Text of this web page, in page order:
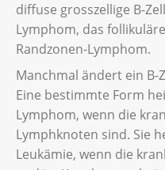
diffuse grosszellige B-
Lymphom, das
Randzonen-Lymphom.
Manchmal ändert ein B-
Eine bestimmte Form
Lymphom, wenn die
Lymphknoten sind. Sie
Leukämie, wenn die